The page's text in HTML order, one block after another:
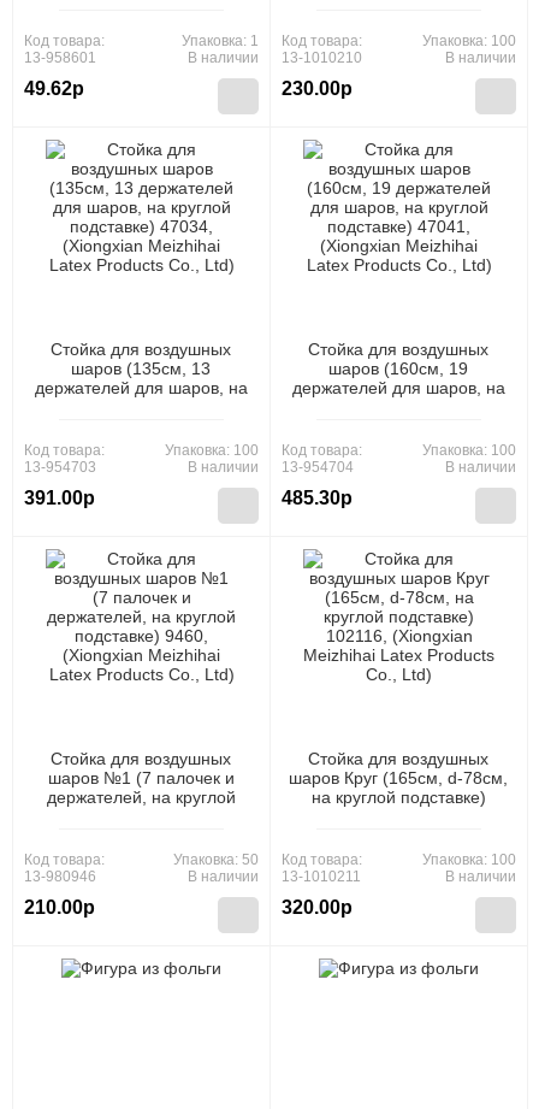
Код товара:
13-958601
49.62р
Упаковка: 1
В наличии
Products Co., Ltd)
Код товара:
13-1010210
230.00р
Упаковка: 100
В наличии
Стойка для воздушных
шаров (135см, 13
держателей для шаров, на
Products Co., Ltd)
Код товара:
13-954703
391.00р
Упаковка: 100
В наличии
Стойка для воздушных
шаров (160см, 19
держателей для шаров, на
Products Co., Ltd)
Код товара:
13-954704
485.30р
Упаковка: 100
В наличии
Стойка для воздушных
шаров №1 (7 палочек и
держателей, на круглой
Co., Ltd)
Код товара:
13-980946
210.00р
Упаковка: 50
В наличии
Стойка для воздушных
шаров Круг (165см, d-78см,
на круглой подставке)
Co., Ltd)
Код товара:
13-1010211
320.00р
Упаковка: 100
В наличии